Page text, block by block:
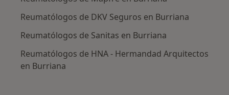
Reumatólogos de DKV Seguros en Burriana
Reumatólogos de Sanitas en Burriana
Reumatólogos de HNA - Hermandad Arquitectos
en Burriana